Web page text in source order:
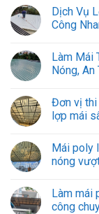
Dịch Vụ
Công
Làm Mái
Nóng,
Đơn vị thi
lợp mái
Mái poly
nóng
Làm mái
công